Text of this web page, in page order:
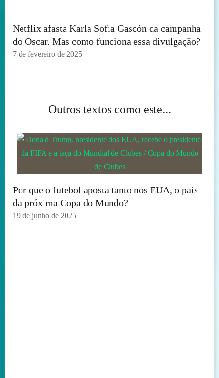
Netflix afasta Karla Sofía Gascón da campanha
do Oscar. Mas como funciona essa divulgação?
7 de fevereiro de 2025
Outros textos como este...
Por que o futebol aposta tanto nos EUA, o país
da próxima Copa do Mundo?
19 de junho de 2025